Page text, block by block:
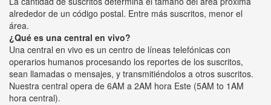
alrededor de un código postal. Entre más suscritos, menor el
área.
¿Qué es una central en vivo?
Una central en vivo es un centro de líneas telefónicas con
operarios humanos procesando los reportes de los suscritos,
sean llamadas o mensajes, y transmitiéndolos a otros suscritos.
Nuestra central opera de 6AM a 2AM hora Este (5AM to 1AM
hora central).